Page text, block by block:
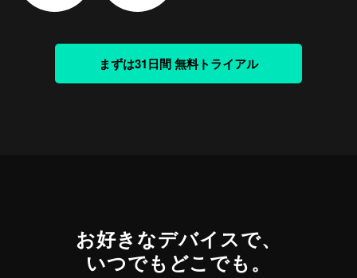
まずは31日間 無料トライアル
お好きなデバイスで、
いつでもどこでも。